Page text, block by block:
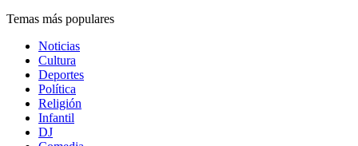
Temas más populares
Noticias
Cultura
Deportes
Política
Religión
Infantil
DJ